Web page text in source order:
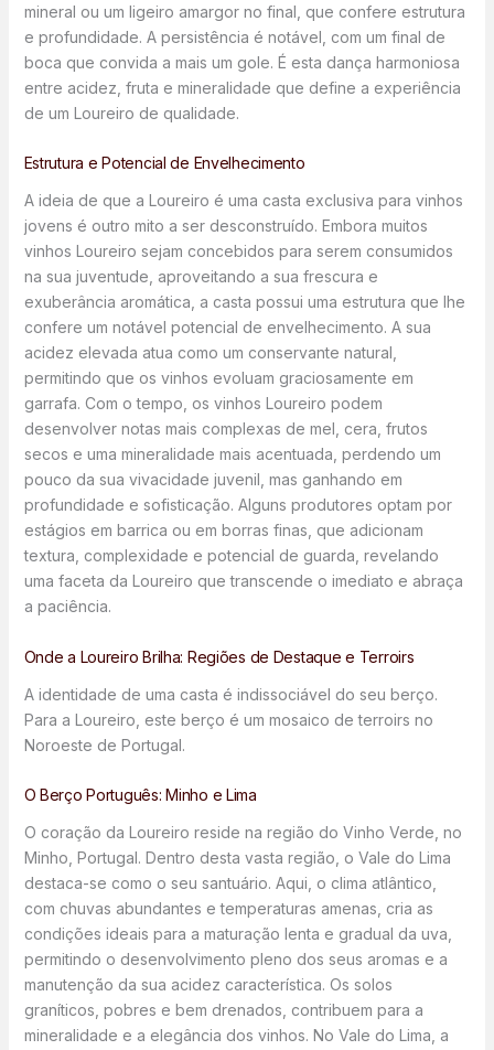
mineral ou um ligeiro amargor no final, que confere estrutura
e profundidade. A persistência é notável, com um final de
boca que convida a mais um gole. É esta dança harmoniosa
entre acidez, fruta e mineralidade que define a experiência
de um Loureiro de qualidade.
Estrutura e Potencial de Envelhecimento
A ideia de que a Loureiro é uma casta exclusiva para vinhos
jovens é outro mito a ser desconstruído. Embora muitos
vinhos Loureiro sejam concebidos para serem consumidos
na sua juventude, aproveitando a sua frescura e
exuberância aromática, a casta possui uma estrutura que lhe
confere um notável potencial de envelhecimento. A sua
acidez elevada atua como um conservante natural,
permitindo que os vinhos evoluam graciosamente em
garrafa. Com o tempo, os vinhos Loureiro podem
desenvolver notas mais complexas de mel, cera, frutos
secos e uma mineralidade mais acentuada, perdendo um
pouco da sua vivacidade juvenil, mas ganhando em
profundidade e sofisticação. Alguns produtores optam por
estágios em barrica ou em borras finas, que adicionam
textura, complexidade e potencial de guarda, revelando
uma faceta da Loureiro que transcende o imediato e abraça
a paciência.
Onde a Loureiro Brilha: Regiões de Destaque e Terroirs
A identidade de uma casta é indissociável do seu berço.
Para a Loureiro, este berço é um mosaico de terroirs no
Noroeste de Portugal.
O Berço Português: Minho e Lima
O coração da Loureiro reside na região do Vinho Verde, no
Minho, Portugal. Dentro desta vasta região, o Vale do Lima
destaca-se como o seu santuário. Aqui, o clima atlântico,
com chuvas abundantes e temperaturas amenas, cria as
condições ideais para a maturação lenta e gradual da uva,
permitindo o desenvolvimento pleno dos seus aromas e a
manutenção da sua acidez característica. Os solos
graníticos, pobres e bem drenados, contribuem para a
mineralidade e a elegância dos vinhos. No Vale do Lima, a